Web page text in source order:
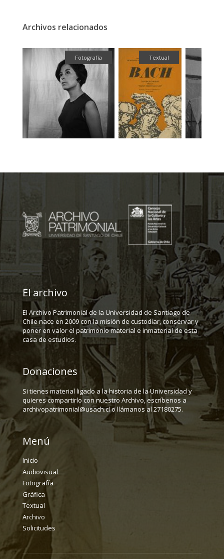
Archivos relacionados
Fotografía Textual
El archivo
El Archivo Patrimonial de la Universidad de Santiago de
Chile nace en 2009 con la misión de custodiar, conservar y
poner en valor el patrimonio material e inmaterial de esta
casa de estudios.
Donaciones
Si tienes material ligado a la historia de la Universidad y
quieres compartirlo con nuestro Archivo, escríbenos a
archivopatrimonial@usach.cl o llámanos al 27180275.
Menú
Inicio
Audiovisual
Fotografía
Gráfica
Textual
Archivo
Solicitudes